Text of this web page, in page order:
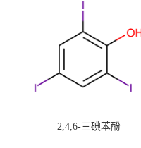
2,4,6-三碘苯酚